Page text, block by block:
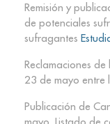
Remisión y
de potenciales
sufragantes
Reclamaciones
23 de mayo entre
Publicación de